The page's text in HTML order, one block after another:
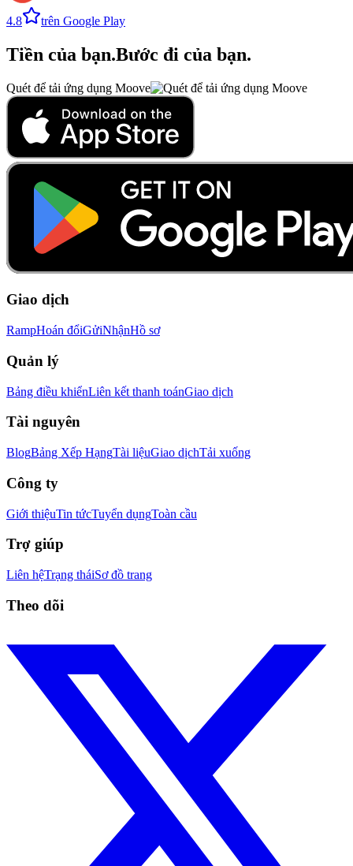
4.8 trên Google Play
Tiền của bạn.Bước đi của bạn.
Quét để tải ứng dụng Moove
Giao dịch
RampHoán đổiGửiNhậnHồ sơ
Quản lý
Bảng điều khiểnLiên kết thanh toánGiao dịch
Tài nguyên
BlogBảng Xếp HạngTài liệuGiao dịchTải xuống
Công ty
Giới thiệuTin tứcTuyển dụngToàn cầu
Trợ giúp
Liên hệTrạng tháiSơ đồ trang
Theo dõi